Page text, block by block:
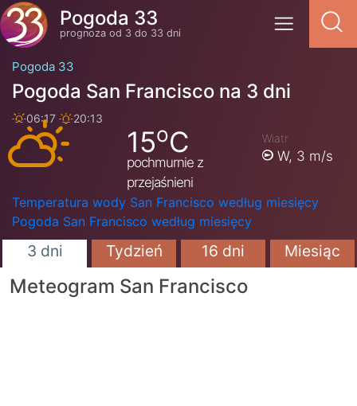
Pogoda 33
prognoza od 3 do 33 dni
Pogoda 33
Pogoda San Francisco na 3 dni
06:17 20:13
15oC
pochmurnie z
przejaśnieni
Wiatr
W, 3 m/s
Temperatura wody San Francisco według miesięcy
Pogoda San Francisco według miesięcy
3 dni Tydzień 16 dni Miesiąc
Meteogram San Francisco